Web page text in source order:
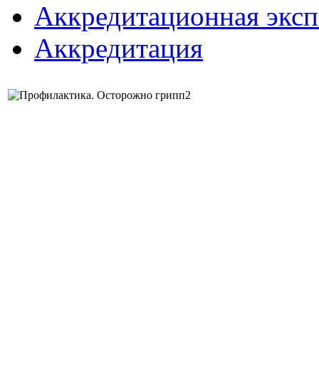
Аккредитационная
Аккредитация